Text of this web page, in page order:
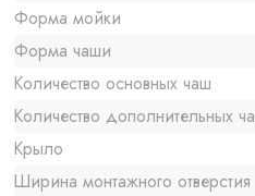
Форма мойки
Форма чаши
Количество основных чаш
Количество дополнительных
Крыло
Ширина монтажного отверстия